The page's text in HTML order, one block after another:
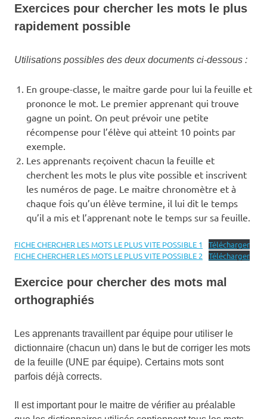
Exercices pour chercher les mots le plus
rapidement possible
Utilisations possibles des deux documents ci-dessous :
En groupe-classe, le maitre garde pour lui la feuille et
prononce le mot. Le premier apprenant qui trouve
gagne un point. On peut prévoir une petite
récompense pour l’élève qui atteint 10 points par
exemple.
Les apprenants reçoivent chacun la feuille et
cherchent les mots le plus vite possible et inscrivent
les numéros de page. Le maitre chronomètre et à
chaque fois qu’un élève termine, il lui dit le temps
qu’il a mis et l’apprenant note le temps sur sa feuille.
FICHE CHERCHER LES MOTS LE PLUS VITE POSSIBLE 1
Télécharger
FICHE CHERCHER LES MOTS LE PLUS VITE POSSIBLE 2 Télécharger
Exercice pour chercher des mots mal
orthographiés
Les apprenants travaillent par équipe pour utiliser le
dictionnaire (chacun un) dans le but de corriger les mots
de la feuille (UNE par équipe). Certains mots sont
parfois déjà corrects.
Il est important pour le maitre de vérifier au préalable